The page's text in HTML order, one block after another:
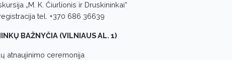
„M. K. Čiurlionis ir Druskininkai“
tel. +370 686 36639
BAŽNYČIA (VILNIAUS AL. 1)
atnaujinimo ceremonija